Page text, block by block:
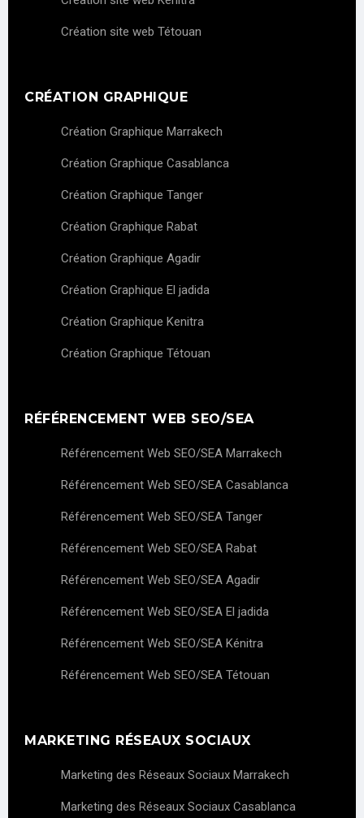
Création site web Tétouan
CRÉATION GRAPHIQUE
Création Graphique Marrakech
Création Graphique Casablanca
Création Graphique Tanger
Création Graphique Rabat
Création Graphique Agadir
Création Graphique El jadida
Création Graphique Kenitra
Création Graphique Tétouan
RÉFÉRENCEMENT WEB SEO/SEA
Référencement Web SEO/SEA Marrakech
Référencement Web SEO/SEA Casablanca
Référencement Web SEO/SEA Tanger
Référencement Web SEO/SEA Rabat
Référencement Web SEO/SEA Agadir
Référencement Web SEO/SEA El jadida
Référencement Web SEO/SEA Kénitra
Référencement Web SEO/SEA Tétouan
MARKETING RÉSEAUX SOCIAUX
Marketing des Réseaux Sociaux Marrakech
Marketing des Réseaux Sociaux Casablanca